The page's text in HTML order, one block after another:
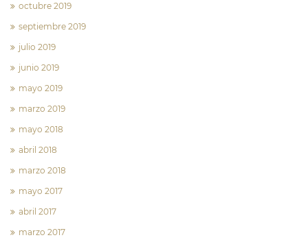
octubre 2019
septiembre 2019
julio 2019
junio 2019
mayo 2019
marzo 2019
mayo 2018
abril 2018
marzo 2018
mayo 2017
abril 2017
marzo 2017